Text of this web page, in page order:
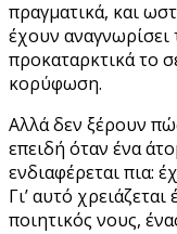
πραγματικά, και
έχουν αναγνωρίσει
προκαταρκτικά το
κορύφωση.
Αλλά δεν ξέρουν
επειδή όταν ένα
ενδιαφέρεται πια:
Γι’ αυτό
ποιητικός νους,